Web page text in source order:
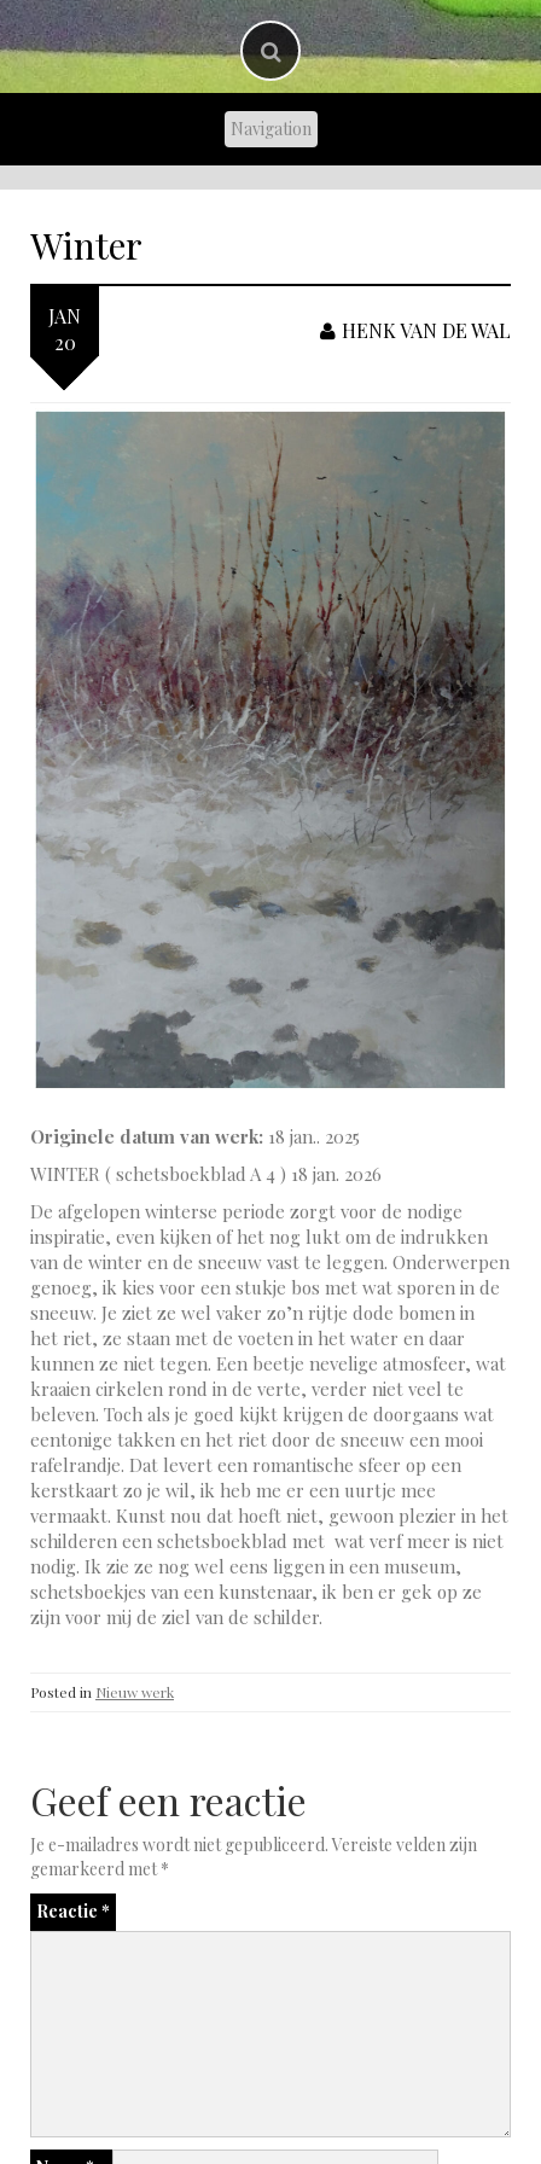
Winter
JAN
20
HENK VAN DE WAL
Originele datum van werk: 18 jan.. 2025
WINTER ( schetsboekblad A 4 ) 18 jan. 2026
De afgelopen winterse periode zorgt voor de nodige
inspiratie, even kijken of het nog lukt om de indrukken
van de winter en de sneeuw vast te leggen. Onderwerpen
genoeg, ik kies voor een stukje bos met wat sporen in de
sneeuw. Je ziet ze wel vaker zo’n rijtje dode bomen in
het riet, ze staan met de voeten in het water en daar
kunnen ze niet tegen. Een beetje nevelige atmosfeer, wat
kraaien cirkelen rond in de verte, verder niet veel te
beleven. Toch als je goed kijkt krijgen de doorgaans wat
eentonige takken en het riet door de sneeuw een mooi
rafelrandje. Dat levert een romantische sfeer op een
kerstkaart zo je wil, ik heb me er een uurtje mee
vermaakt. Kunst nou dat hoeft niet, gewoon plezier in het
schilderen een schetsboekblad met wat verf meer is niet
nodig. Ik zie ze nog wel eens liggen in een museum,
schetsboekjes van een kunstenaar, ik ben er gek op ze
zijn voor mij de ziel van de schilder.
Posted in Nieuw werk
Geef een reactie
Je e-mailadres wordt niet gepubliceerd. Vereiste velden zijn
gemarkeerd met*
Reactie *